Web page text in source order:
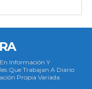
Información Y
Que Trabajan A Diario
Propia Variada.